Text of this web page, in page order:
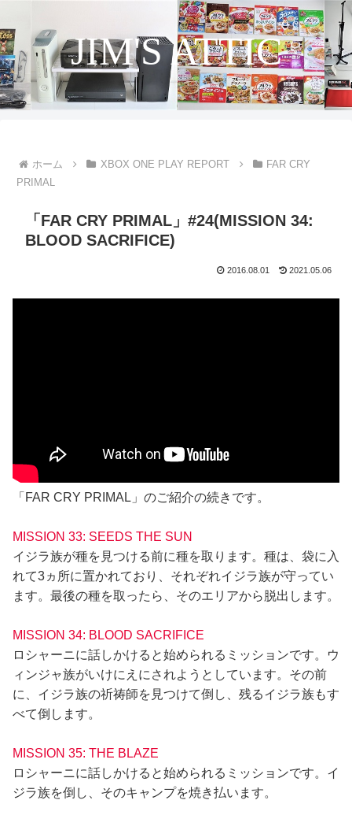
JIM'S ATTIC
ホーム XBOX ONE PLAY REPORT
FAR CRY
PRIMAL
「FAR CRY PRIMAL」#24(MISSION 34:
BLOOD SACRIFICE)
2016.08.01 2021.05.06
「FAR CRY PRIMAL」のご紹介の続きです。
MISSION 33: SEEDS THE SUN
イジラ族が種を見つける前に種を取ります。種は、袋に入
れて3ヵ所に置かれており、それぞれイジラ族が守ってい
ます。最後の種を取ったら、そのエリアから脱出します。
MISSION 34: BLOOD SACRIFICE
ロシャーニに話しかけると始められるミッションです。ウ
ィンジャ族がいけにえにされようとしています。その前
に、イジラ族の祈祷師を見つけて倒し、残るイジラ族もす
べて倒します。
MISSION 35: THE BLAZE
ロシャーニに話しかけると始められるミッションです。イ
ジラ族を倒し、そのキャンプを焼き払います。